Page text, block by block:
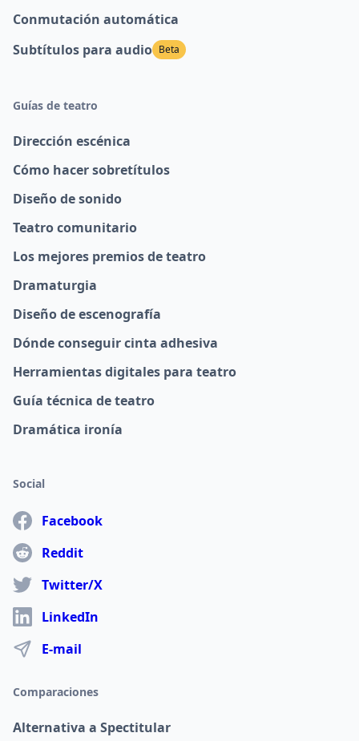
Conmutación automática
Subtítulos para audio Beta
Guías de teatro
Dirección escénica
Cómo hacer sobretítulos
Diseño de sonido
Teatro comunitario
Los mejores premios de teatro
Dramaturgia
Diseño de escenografía
Dónde conseguir cinta adhesiva
Herramientas digitales para teatro
Guía técnica de teatro
Dramática ironía
Social
Facebook
Reddit
Twitter/X
LinkedIn
E-mail
Comparaciones
Alternativa a Spectitular